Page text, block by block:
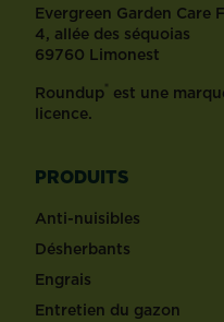
Evergreen Garden Care
4, allée des séquoias
69760 Limonest
Roundup® est une
licence.
PRODUITS
Anti-nuisibles
Désherbants
Engrais
Entretien du gazon